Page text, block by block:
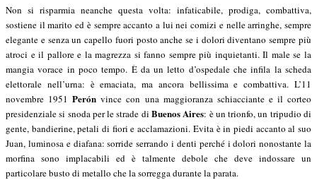
Non si risparmia neanche questa volta: infaticabile, prodiga, combattiva,
sostiene il marito ed è sempre accanto a lui nei comizi e nelle arringhe, sempre
elegante e senza un capello fuori posto anche se i dolori diventano sempre più
atroci e il pallore e la magrezza si fanno sempre più inquietanti. Il male se la
mangia vorace in poco tempo. È da un letto d’ospedale che infila la scheda
elettorale nell’urna: è emaciata, ma ancora bellissima e combattiva. L’11
novembre 1951Perón vince con una maggioranza schiacciante e il corteo
presidenziale si snoda per le strade di Buenos Aires: è un trionfo, un tripudio di
gente, bandierine, petali di fiori e acclamazioni. Evita è in piedi accanto al suo
Juan, luminosa e diafana: sorride serrando i denti perché i dolori nonostante la
morfina sono implacabili ed è talmente debole che deve indossare un
particolare busto di metallo che la sorregga durante la parata.